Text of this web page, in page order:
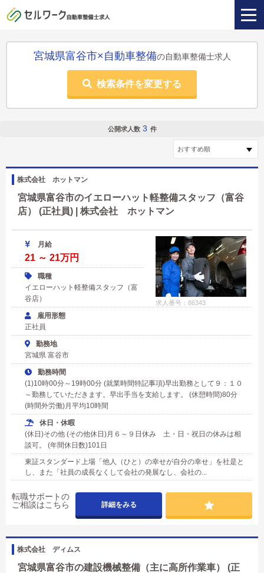
宮城県富谷市×自動車整備の自動車整備士求人
検索条件を変更する
公開求人数 3 件
株式会社 ホットマン
宮城県富谷市のイエローハット軽整備スタッフ（富谷
店） (正社員) | 株式会社 ホットマン
求人番号：86343
月給
21 ～ 21万円
職種
イエローハット軽整備スタッフ（富
谷店）
雇用形態
正社員
勤務地
宮城県 富谷市
勤務時間
(1)10時00分～19時00分 (就業時間特記事項)早出勤務として９：１０
～勤務していただきます。早出手当を支給します。 (休憩時間)80分
(時間外労働)月平均10時間
休日・休暇
(休日)その他 (その他休日)月６～９日休み 土・日・祝日の休みは相
談可。 (年間休日数)101日
東証スタンダード上場「他人（ひと）の幸せが自分の幸せ」を社是と
し、また「社員の成長なくして会社の発展なし、会社の...
転職サポートの
ご相談はこちら
詳細をみる
株式会社 ディムス
宮城県富谷市の建設機械整備（主に高所作業車） (正